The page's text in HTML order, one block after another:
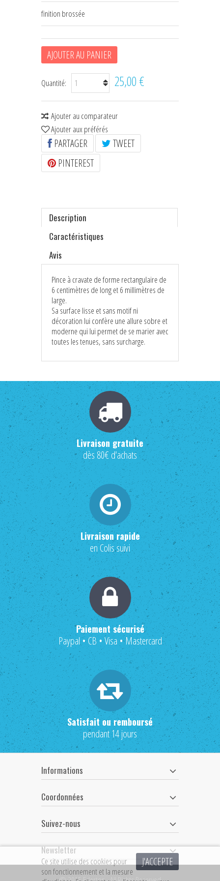
HOUSSES D'ÉTRIERS
BIJOUX DE LICOL
CEINTURES DE SMOKING
+
CHÈQUES CADEAU
finition brossée
AJOUTER AU PANIER
Quantité: 25,00 €
Ajouter au comparateur
Ajouter aux préférés
PARTAGER
TWEET
PINTEREST
Description
Caractéristiques
Avis
Pince à cravate de forme rectangulaire de
6 centimètres de long et 6 millimètres de
large.
Sa surface lisse et sans motif ni
décoration lui confère une allure sobre et
moderne qui lui permet de se marier avec
toutes les tenues, sans surcharge.
Livraison gratuite
dès 80€ d'achats
Livraison rapide
en Colis suivi
Paiement sécurisé
Paypal • CB • Visa • Mastercard
Satisfait ou remboursé
pendant 14 jours
Informations
Coordonnées
Suivez-nous
Newsletter
J'ACCEPTE
Ce site utilise des cookies pour
son fonctionnement et la mesure